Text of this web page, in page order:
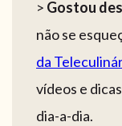
> Gostou
não se
da
vídeos e
dia-a-dia.